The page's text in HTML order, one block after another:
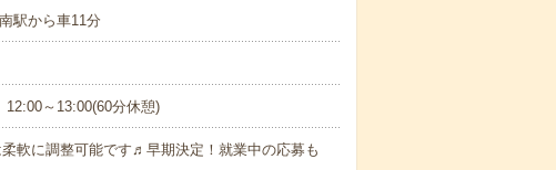
駅から車11分
12:00～13:00(60分休憩)
軟に調整可能です♬早期決定！就業中の応募も